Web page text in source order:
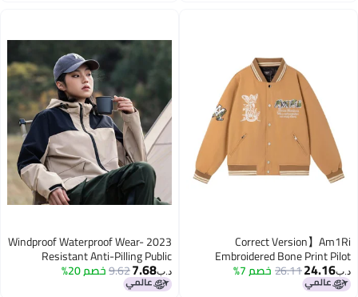
Correct Version】
Embroidered Bone Print
Casual Jacket For Men
Women, Winter Baseball
24.16
26.11خصم 7%
2023 Windproof Waterproof Wear-
Resistant Anti-Pilling Public
Version Men'S And Women'S
Same Style Charging Jacket
7.68
9.62خصم 20%